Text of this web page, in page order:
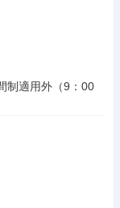
制適用外（9：00